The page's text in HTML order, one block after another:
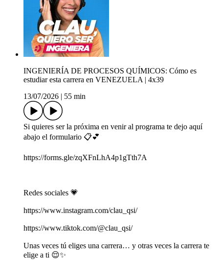
INGENIERÍA DE PROCESOS QUÍMICOS: Cómo es
estudiar esta carrera en VENEZUELA | 4x39
13/07/2026
55 min
Si quieres ser la próxima en venir al programa te dejo aquí
abajo el formulario 📋💕
https://forms.gle/zqXFnLhA4p1gTth7A
Redes sociales 💗
https://www.instagram.com/clau_qsi/
https://www.tiktok.com/@clau_qsi/
Unas veces tú eliges una carrera… y otras veces la carrera te
elige a ti 😌✨